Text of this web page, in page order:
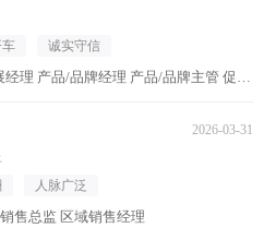
诚实守信
期望 市场/营销/拓展经理 产品/品牌经理 产品/品牌主管 促销主管/督导 区域销售经理
2026-03-31
人脉广泛
售总监 区域销售经理